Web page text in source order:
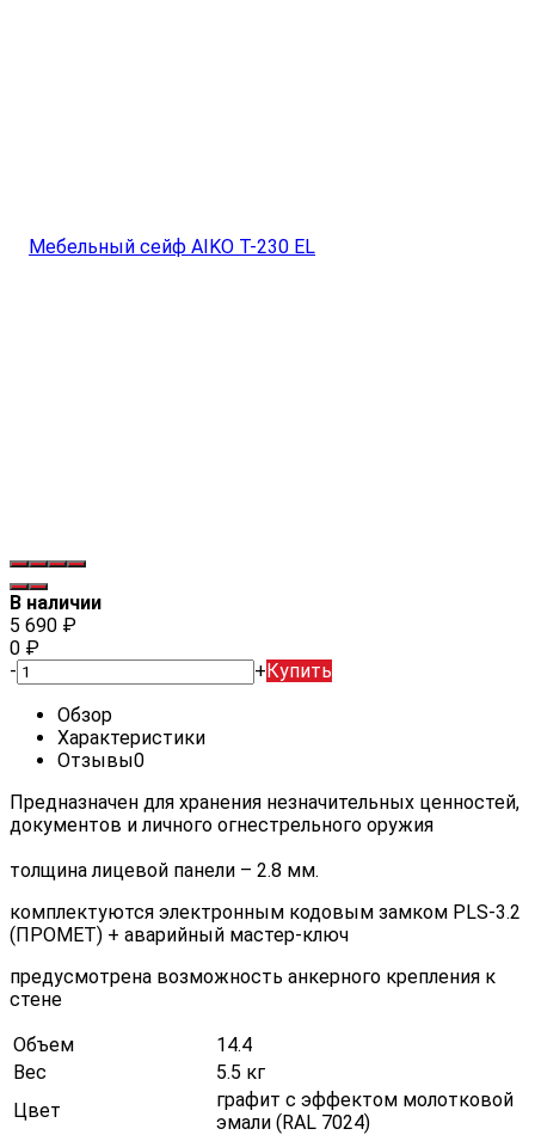
В наличии
5 690 ₽
0 ₽
-
+Купить
Обзор
Характеристики
Отзывы0
Предназначен для хранения незначительных ценностей,
документов и личного огнестрельного оружия
толщина лицевой панели – 2.8 мм.
комплектуются электронным кодовым замком PLS-3.2
(ПРОМЕТ) + аварийный мастер-ключ
предусмотрена возможность анкерного крепления к
стене
Объем
14.4
Вес
5.5 кг
Цвет
графит с эффектом молотковой
эмали (RAL 7024)